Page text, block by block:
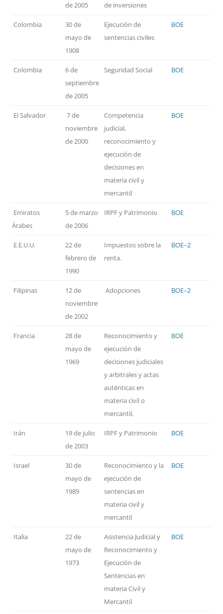
de 2005
de inversiones
Colombia
30 de
mayo de
1908
Ejecución de
sentencias civiles
BOE
Colombia
6 de
septiembre
de 2005
Seguridad Social BOE
El Salvador
7 de
noviembre
de 2000
Competencia
judicial,
reconocimiento y
ejecución de
decisiones en
materia civil y
mercantil
BOE
Emiratos
Árabes
5 de marzo
de 2006
IRPF y Patrimonio BOE
E.E.U.U.
22 de
febrero de
1990
Impuestos sobre la
renta.
BOE–2
Filipinas
12 de
noviembre
de 2002
Adopciones BOE–2
Francia
28 de
mayo de
1969
Reconocimiento y
ejecución de
decisiones judiciales
y arbitrales y actas
auténticas en
materia civil o
mercantil,
BOE
Irán
19 de julio
de 2003
IRPF y Patrimonio BOE
Israel
30 de
mayo de
1989
Reconocimiento y la
ejecución de
sentencias en
materia civil y
mercantil
BOE
Italia
22 de
mayo de
1973
Asistencia Judicial y
Reconocimiento y
Ejecución de
Sentencias en
materia Civil y
Mercantil
BOE